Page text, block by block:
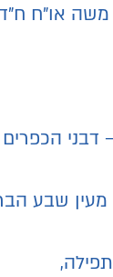
או"ח
דבני
שבע